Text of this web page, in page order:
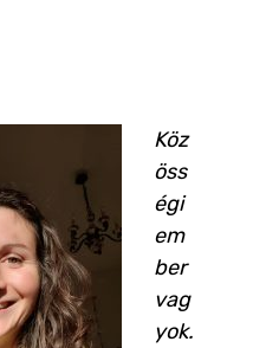
Köz
öss
égi
em
ber
vag
yok.